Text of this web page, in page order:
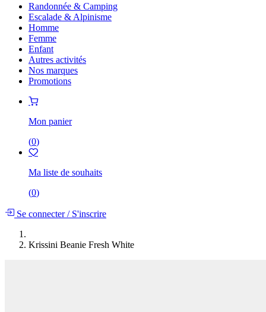
Randonnée & Camping
Escalade & Alpinisme
Homme
Femme
Enfant
Autres activités
Nos marques
Promotions
Mon panier
(0)
Ma liste de souhaits
(0)
Se connecter/S'inscrire
Krissini Beanie Fresh White